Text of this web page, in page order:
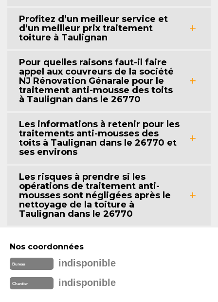
Profitez d’un meilleur service et
d’un meilleur prix traitement
toiture à Taulignan
Pour quelles raisons faut-il faire
appel aux couvreurs de la société
NJ Rénovation Génarale pour le
traitement anti-mousse des toits
à Taulignan dans le 26770
Les informations à retenir pour les
traitements anti-mousses des
toits à Taulignan dans le 26770 et
ses environs
Les risques à prendre si les
opérations de traitement anti-
mousses sont négligées après le
nettoyage de la toiture à
Taulignan dans le 26770
Nos coordonnées
Bureau indisponible
Chantier indisponible